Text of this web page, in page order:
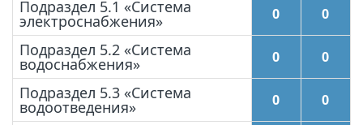
Подраздел 5.1 «Система
электроснабжения» 0 0
Подраздел 5.2 «Система
водоснабжения» 0 0
Подраздел 5.3 «Система
водоотведения» 0 0